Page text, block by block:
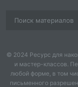
Надпись
Голуби две
Надпись «9
Фоторамки
© 2024 Ресурс для
и мастер-классов.
любой форме, в том
письменного